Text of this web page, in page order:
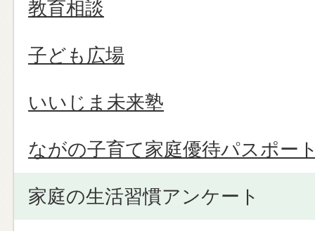
教育相談
子ども広場
いいじま未来塾
ながの子育て家庭優待パスポー
家庭の生活習慣アンケート